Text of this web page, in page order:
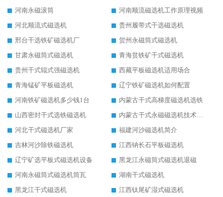
河南永磁滚筒
河南顺流磁选机工作原理视频
河北顺流式磁选机
贵州履带式干选磁选机
邢台干选铁矿磁选机厂
贺州永磁筒式磁选机
甘肃永磁筒式磁选机
青海贫铁矿干式磁选机
贵州干式辊式强磁选机
西藏平板磁选机适用场合
青海锰矿平板磁选机
辽宁铁矿磁选机如何配置
河南铁矿磁选机多少钱1台
内蒙古干式高梯度磁选机选铁
山西密封干式选铁磁选机
内蒙古干式永磁磁选机技术要求
河北干式磁选机厂家
福建河沙磁选机简介
吉林河沙除铁磁选机
江西钠长石平板磁选机
辽宁矿选平板式磁选机设备
黑龙江永磁筒式磁选机退磁
河南永磁筒式磁选机筒瓦
湖南干式磁选机
黑龙江干式磁选机
江西钛尾矿湿式磁选机